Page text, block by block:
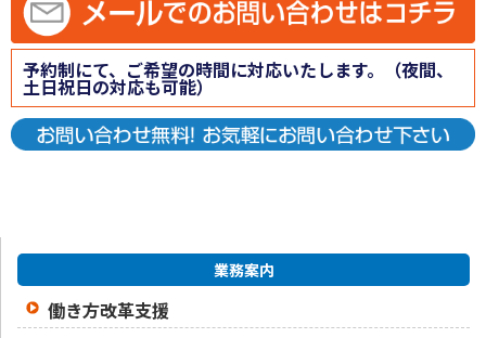
予約制にて、ご希望の時間に対応いたします。（夜間、
土日祝日の対応も可能）
業務案内
働き方改革支援